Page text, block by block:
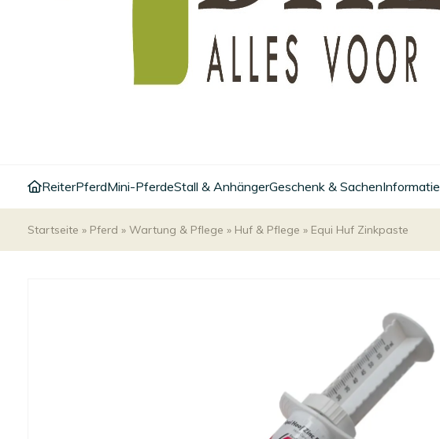
ReiterPferdMini-PferdeStall & AnhängerGeschenk & SachenInformatie
Startseite » Pferd » Wartung & Pflege » Huf & Pflege » Equi Huf Zinkpaste